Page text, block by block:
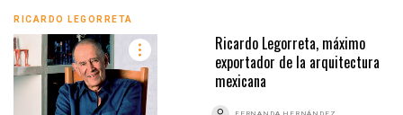
RICARDO LEGORRETA
Ricardo Legorreta, máximo
exportador de la arquitectura
mexicana